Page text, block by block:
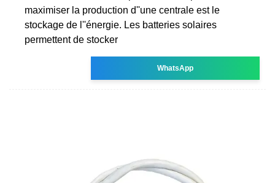
maximiser la production d''une centrale est le
stockage de l''énergie. Les batteries solaires
permettent de stocker
WhatsApp